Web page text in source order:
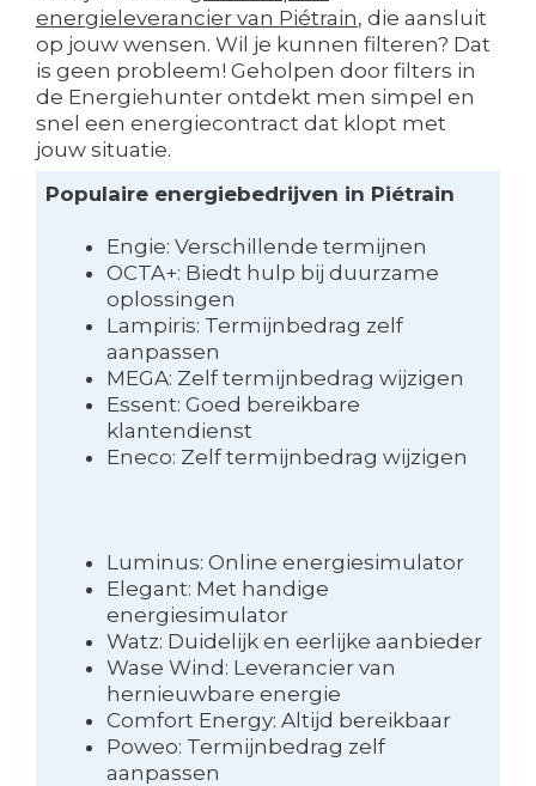
energieleverancier van Piétrain, die aansluit
op jouw wensen. Wil je kunnen filteren? Dat
is geen probleem! Geholpen door filters in
de Energiehunter ontdekt men simpel en
snel een energiecontract dat klopt met
jouw situatie.
Populaire energiebedrijven in Piétrain
Engie: Verschillende termijnen
OCTA+: Biedt hulp bij duurzame
oplossingen
Lampiris: Termijnbedrag zelf
aanpassen
MEGA: Zelf termijnbedrag wijzigen
Essent: Goed bereikbare
klantendienst
Eneco: Zelf termijnbedrag wijzigen
Luminus: Online energiesimulator
Elegant: Met handige
energiesimulator
Watz: Duidelijk en eerlijke aanbieder
Wase Wind: Leverancier van
hernieuwbare energie
Comfort Energy: Altijd bereikbaar
Poweo: Termijnbedrag zelf
aanpassen